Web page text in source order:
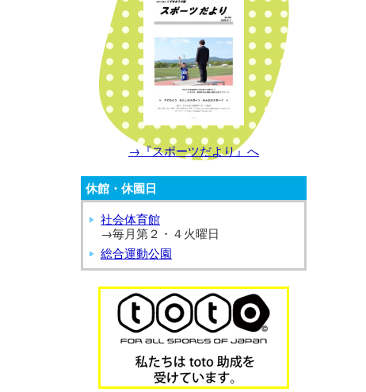
→『スポーツだより』へ
休館・休園日
社会体育館
→毎月第２・４火曜日
総合運動公園